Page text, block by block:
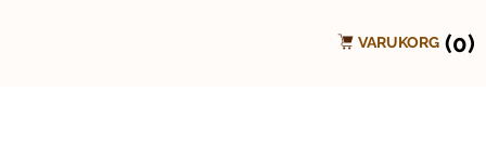
VARUKORG (0)